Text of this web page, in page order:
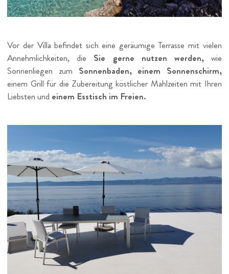
Vor der Villa befindet sich eine geräumige Terrasse mit vielen
Annehmlichkeiten, die Sie gerne nutzen werden,wie
Sonnenliegen zum Sonnenbaden, einem Sonnenschirm,
einem Grill für die Zubereitung köstlicher Mahlzeiten mit Ihren
Liebsten und einem Esstisch im Freien.